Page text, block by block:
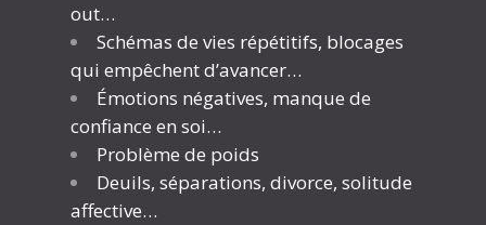
out…
Schémas de vies répétitifs, blocages
qui empêchent d’avancer…
Émotions négatives, manque de
confiance en soi…
Problème de poids
Deuils, séparations, divorce, solitude
affective…